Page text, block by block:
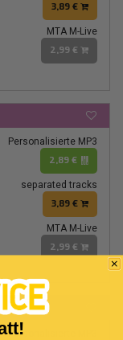
3,89 €
MTA M-Live
2,99 €
Personalisierte MP3
2,89 €
separated tracks
3,89 €
MTA M-Live
2,99 €
Personalisierte MP3